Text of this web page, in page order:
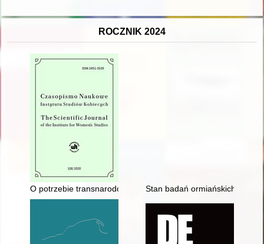
ROCZNIK 2024
O potrzebie transnarodowego spojrzenia na "kwestię
Stan badań ormiańskich w